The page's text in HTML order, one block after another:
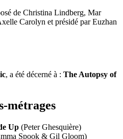
de Christina Lindberg, Mar
Carolyn et présidé par Euzhan
, a été décerné à : The Autopsy of
métrages
Up (Peter Ghesquière)
Spook & Gil Gloom)